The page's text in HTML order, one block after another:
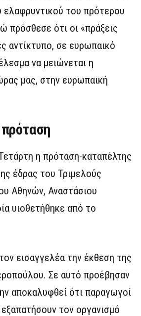
ελαφρυντικού του πρότερου
πρόσθεσε ότι οι «πράξεις
αντίκτυπο, σε ευρωπαικό
να μειώνεται η
μας, στην ευρωπαική
η πρόταση-καταπέλτης
έδρας του Τριμελούς
Αθηνών, Αναστάσιου
υιοθετήθηκε από το
εισαγγελέα την έκθεση της
Σε αυτό προέβησαν
αποκαλυφθεί ότι παραγωγοί
τον οργανισμό